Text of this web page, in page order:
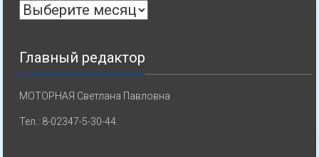
Архивы
Главный редактор
МОТОРНАЯ Светлана Павловна
Тел.: 8-02347-5-30-44.